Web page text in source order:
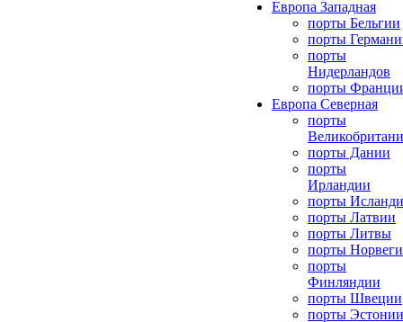
Европа Западная
порты Бельгии
порты
порты
Нидерландов
порты
Европа Северная
порты
порты Дании
порты
Ирландии
порты
порты Латвии
порты Литвы
порты
порты
Финляндии
порты Швеции
порты Эстонии